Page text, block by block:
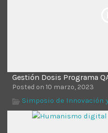
Gestión Dosis Programa
Posted on 10 marzo, 2023
Simposio de Innovación